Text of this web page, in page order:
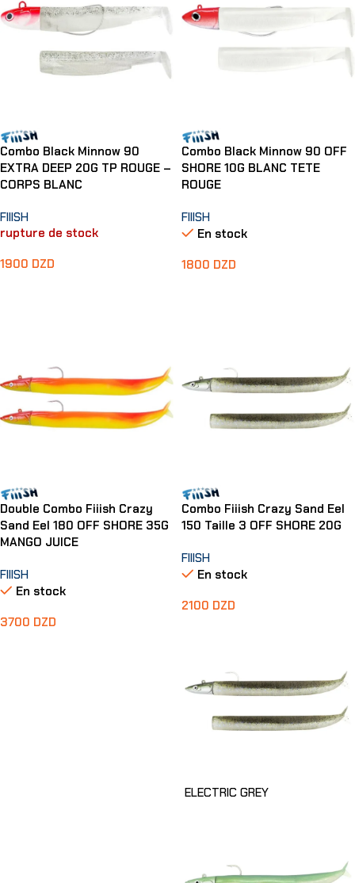
Combo Black Minnow 90
EXTRA DEEP 20G TP ROUGE –
CORPS BLANC
FIIISH
rupture de stock
1900 DZD
Combo Black Minnow 90 OFF
SHORE 10G BLANC TETE
ROUGE
FIIISH
En stock
1800 DZD
Double Combo Fiiish Crazy
Sand Eel 180 OFF SHORE 35G
MANGO JUICE
FIIISH
En stock
3700 DZD
Combo Fiiish Crazy Sand Eel
150 Taille 3 OFF SHORE 20G
FIIISH
En stock
2100 DZD
ELECTRIC GREY